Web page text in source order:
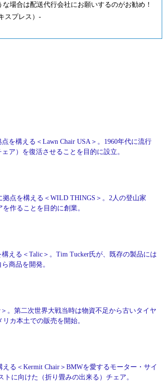
場合は配送代行会社にお願いするのがお勧め！
スプレス）-
を構える＜Lawn Chair USA＞。1960年代に流行
ア）を復活させることを目的に設立。
点を構える＜WILD THINGS＞。2人の登山家
作ることを目的に創業。
える＜Talic＞。Tim Tucker氏が、既存の製品には
商品を開発。
。第二次世界大戦当時は物資不足から古いタイヤ
カ本土での販売を開始。
る＜Kermit Chair＞BMWを愛するモーター・サイ
に向けた（折り畳みの出来る）チェア。